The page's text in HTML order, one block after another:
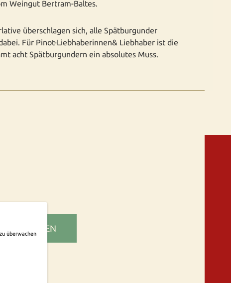
Weingut Bertram-Baltes.
überschlagen sich, alle Spätburgunder
Für Pinot-Liebhaberinnen& Liebhaber ist die
acht Spätburgundern ein absolutes Muss.
ABONNIEREN
überwachen